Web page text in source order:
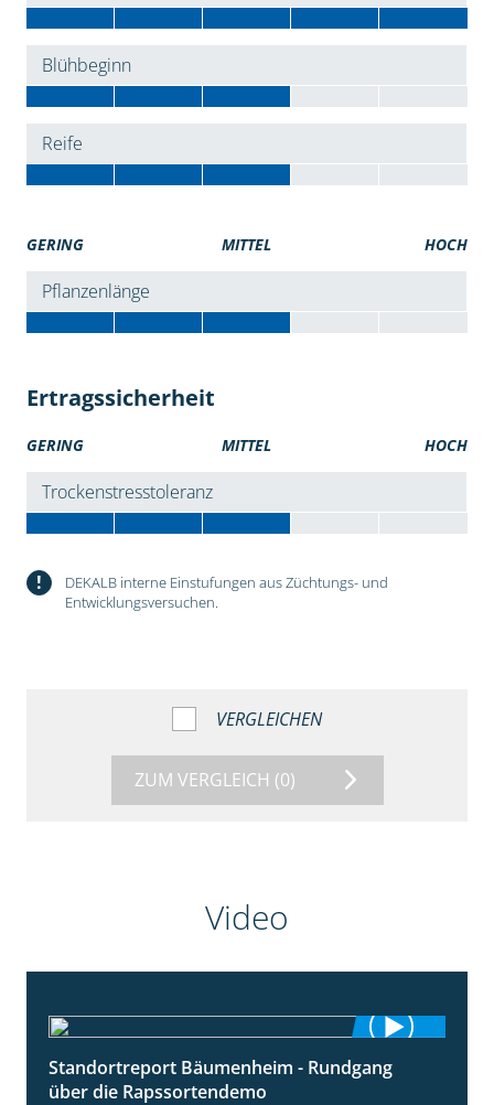
Blühbeginn
Reife
GERING MITTEL HOCH
Pflanzenlänge
Ertragssicherheit
GERING MITTEL HOCH
Trockenstresstoleranz
!
DEKALB interne Einstufungen aus Züchtungs- und
Entwicklungsversuchen.
VERGLEICHEN
ZUM VERGLEICH (0)
Video
6:03
Standortreport Bäumenheim - Rundgang
über die Rapssortendemo